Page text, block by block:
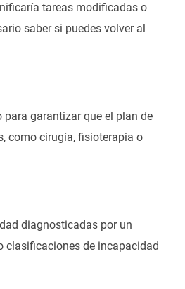
tareas modificadas o
saber si puedes volver al
garantizar que el plan de
como cirugía, fisioterapia o
diagnosticadas por un
clasificaciones de incapacidad